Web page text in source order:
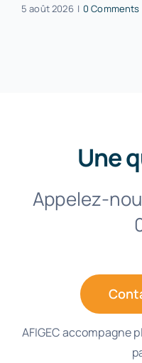
5 août 2026 | 0 Comments
Une
Appelez-
AFIGEC accompagne